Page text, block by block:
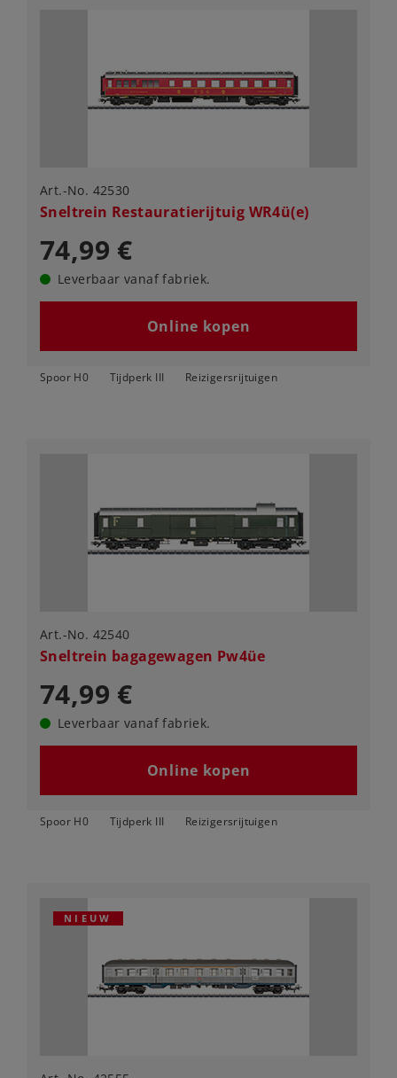
Art.-No. 42530
Sneltrein Restauratierijtuig WR4ü(e)
74,99 €
Leverbaar vanaf fabriek.
Online kopen
Spoor H0 Tijdperk III Reizigersrijtuigen
Art.-No. 42540
Sneltrein bagagewagen Pw4üe
74,99 €
Leverbaar vanaf fabriek.
Online kopen
Spoor H0 Tijdperk III Reizigersrijtuigen
NIEUW